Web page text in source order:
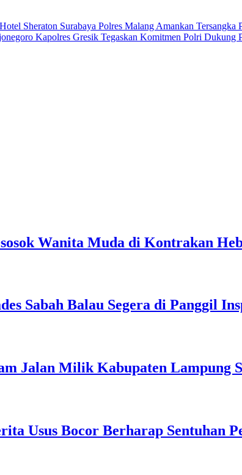
Sheraton Surabaya Polres Malang Amankan Tersangka
Kapolres Gresik Tegaskan Komitmen Polri Dukung
Wanita Muda di Kontrakan
Sabah Balau Segera di Panggil
Jalan Milik Kabupaten Lampung
Usus Bocor Berharap Sentuhan